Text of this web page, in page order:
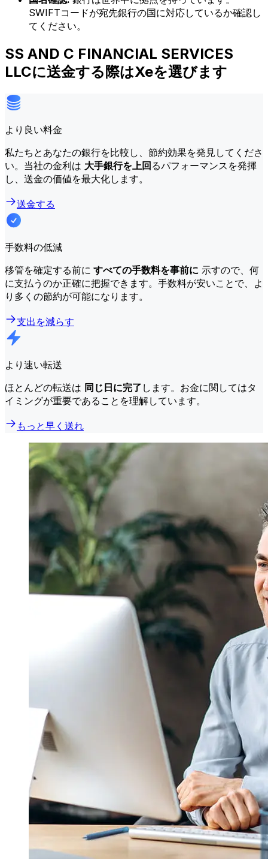
SWIFTコードが宛先銀行の国に対応しているか確認し
てください。
SS AND C FINANCIAL SERVICES
LLCに送金する際はXeを選びます
より良い料金
私たちとあなたの銀行を比較し、節約効果を発見してくださ
い。当社の金利は 大手銀行を上回るパフォーマンスを発揮
し、送金の価値を最大化します。
送金する
手数料の低減
移管を確定する前に すべての手数料を事前に 示すので、何
に支払うのか正確に把握できます。手数料が安いことで、よ
り多くの節約が可能になります。
支出を減らす
より速い転送
ほとんどの転送は 同じ日に完了 します。お金に関してはタ
イミングが重要であることを理解しています。
もっと早く送れ